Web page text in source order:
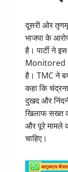
दूसरी ओर
भाजपा के
है। पार्टी ने
Monitored
है। TMC ने
कहा कि
दुखद और
खिलाफ सख्त
और पूरे मामले
चाहिए।